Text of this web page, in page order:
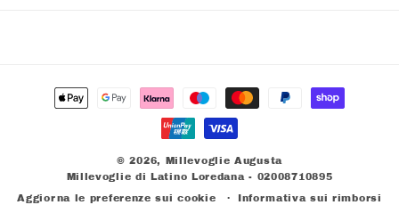
Metodi
© 2026, Millevoglie Augusta
Millevoglie di Latino Loredana - 02008710895
Aggiorna le preferenze sui cookie
Informativa sui rimborsi